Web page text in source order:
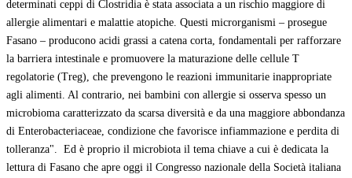
determinati ceppi di Clostridia è stata associata a un rischio maggiore di
allergie alimentari e malattie atopiche. Questi microrganismi – prosegue
Fasano – producono acidi grassi a catena corta, fondamentali per rafforzare
la barriera intestinale e promuovere la maturazione delle cellule T
regolatorie (Treg), che prevengono le reazioni immunitarie inappropriate
agli alimenti. Al contrario, nei bambini con allergie si osserva spesso un
microbioma caratterizzato da scarsa diversità e da una maggiore abbondanza
di Enterobacteriaceae, condizione che favorisce infiammazione e perdita di
tolleranza". Ed è proprio il microbiota il tema chiave a cui è dedicata la
lettura di Fasano che apre oggi il Congresso nazionale della Società italiana